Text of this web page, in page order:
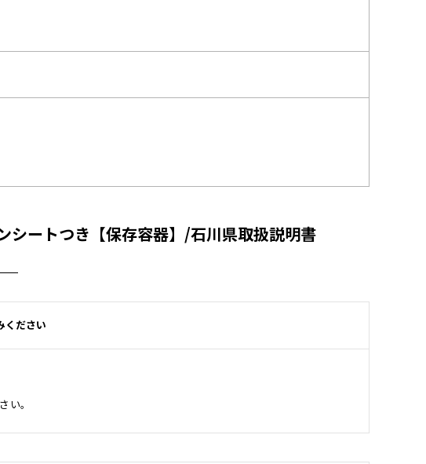
ートつき【保存容器】/石川県取扱説明書
ください
い。